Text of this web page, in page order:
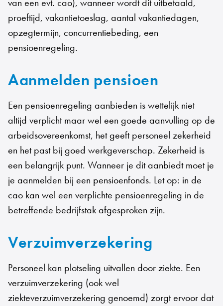
proeftijd, vakantietoeslag, aantal vakantiedagen,
opzegtermijn, concurrentiebeding, een
pensioenregeling.
Aanmelden pensioen
Een pensioenregeling aanbieden is wettelijk niet
altijd verplicht maar wel een goede aanvulling op de
arbeidsovereenkomst, het geeft personeel zekerheid
en het past bij goed werkgeverschap. Zekerheid is
een belangrijk punt. Wanneer je dit aanbiedt moet je
je aanmelden bij een pensioenfonds. Let op: in de
cao kan wel een verplichte pensioenregeling in de
betreffende bedrijfstak afgesproken zijn.
Verzuimverzekering
Personeel kan plotseling uitvallen door ziekte. Een
verzuimverzekering (ook wel
ziekteverzuimverzekering genoemd) zorgt ervoor dat